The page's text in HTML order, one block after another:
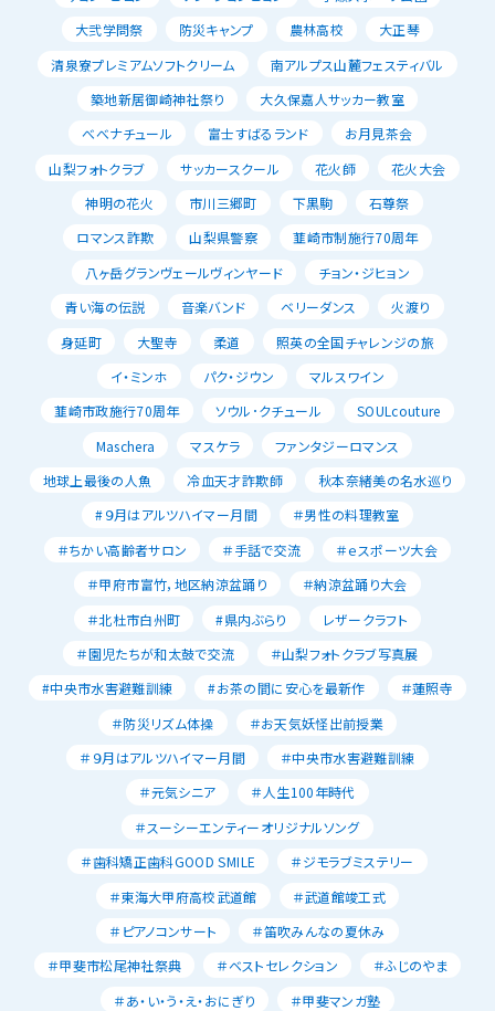
大弐学問祭
防災キャンプ 農林高校
大正琴
清泉寮プレミアムソフトクリーム
南アルプス山麓フェスティバル
築地新居御崎神社祭り
大久保嘉人サッカー教室
べべナチュール
富士すばるランド
お月見茶会
山梨フォトクラブ
サッカースクール 花火師
花火大会
神明の花火
市川三郷町 下黒駒
石尊祭
ロマンス詐欺
山梨県警察
韮崎市制施行70周年
八ヶ岳グランヴェールヴィンヤード
チョン・ジヒョン
青い海の伝説
音楽バンド ベリーダンス
火渡り
身延町
大聖寺 柔道
照英の全国チャレンジの旅
イ・ミンホ
パク・ジウン
マルスワイン
韮崎市政施行70周年
ソウル･クチュール
SOULcouture
Maschera
マスケラ
ファンタジーロマンス
地球上最後の人魚
冷血天才詐欺師
秋本奈緒美の名水巡り
#９月はアルツハイマー月間
＃男性の料理教室
＃ちかい高齢者サロン
＃手話で交流
＃ｅスポーツ大会
＃甲府市富竹，地区納涼盆踊り
＃納涼盆踊り大会
＃北杜市白州町
#県内ぶらり
レザークラフト
＃園児たちが和太鼓で交流
＃山梨フォトクラブ写真展
#中央市水害避難訓練
#お茶の間に安心を最新作
＃蓮照寺
＃防災リズム体操
＃お天気妖怪出前授業
＃９月はアルツハイマー月間
＃中央市水害避難訓練
＃元気シニア
＃人生100年時代
＃スーシーエンティーオリジナルソング
＃歯科矯正歯科GOOD SMILE
＃ジモラブミステリー
＃東海大甲府高校武道館
＃武道館竣工式
＃ピアノコンサート
＃笛吹みんなの夏休み
＃甲斐市松尾神社祭典
＃ベストセレクション
＃ふじのやま
＃あ・い・う・え・おにぎり
＃甲斐マンガ塾